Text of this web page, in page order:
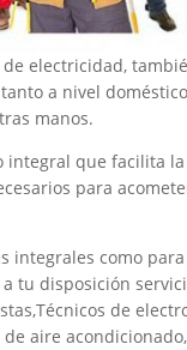
electricidad,
a nivel
manos.
integral que facilita
para
integrales como
tu disposición
de
aire